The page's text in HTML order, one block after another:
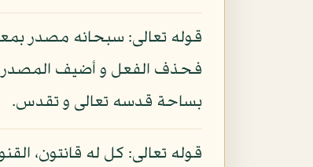
قوله تعالى: سبحانه مصدر
فحذف الفعل و أضيف المصدر
بساحة قدسه تعالى و تقدس.
قوله تعالى: كل له قانتون،